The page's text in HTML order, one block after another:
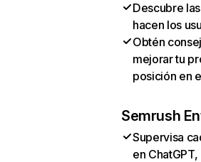
Descubre
hacen los
Obtén
mejorar tu
posición en
Semrush
Supervisa
en